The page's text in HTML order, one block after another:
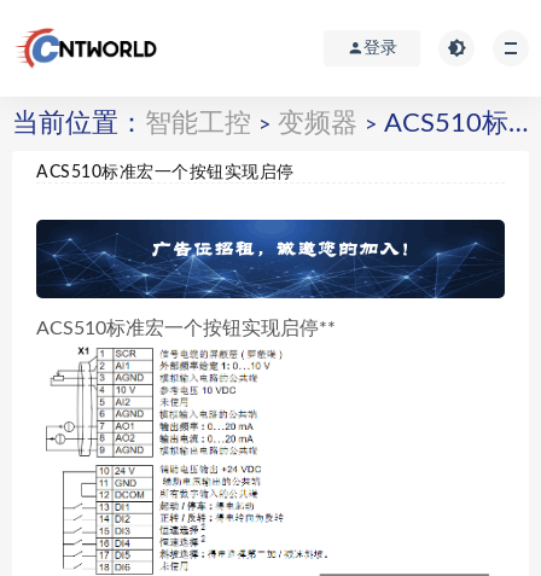
登录
当前位置： 智能工控 > 变频器 > ACS510标准宏一个按钮实现启停
ACS510标准宏一个按钮实现启停
ACS510标准宏一个按钮实现启停**